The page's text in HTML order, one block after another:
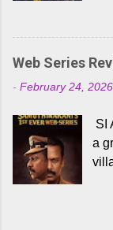
Web Series
- February 24, 2026
SI
a